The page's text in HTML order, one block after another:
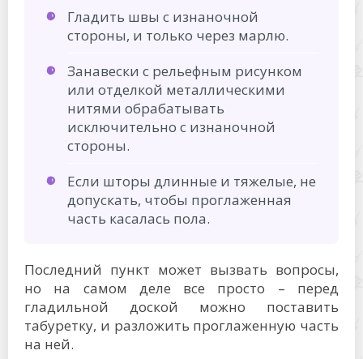
Гладить швы с изнаночной
стороны, и только через марлю.
Занавески с рельефным рисунком
или отделкой металлическими
нитями обрабатывать
исключительно с изнаночной
стороны.
Если шторы длинные и тяжелые, не
допускать, чтобы проглаженная
часть касалась пола.
Последний пункт может вызвать вопросы,
но на самом деле все просто – перед
гладильной доской можно поставить
табуретку, и разложить проглаженную часть
на ней.